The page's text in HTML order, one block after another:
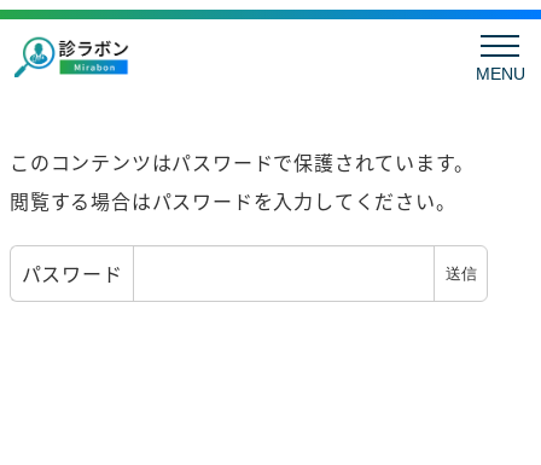
MENU
このコンテンツはパスワードで保護されています。
閲覧する場合はパスワードを入力してください。
パスワード